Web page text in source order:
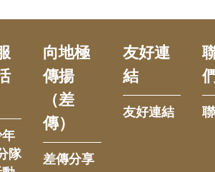
隊
向地極
傳揚
（差
傳）
差傳分享
友好連
結
友好連結
們